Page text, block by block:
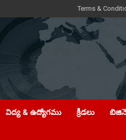
Terms &
విద్య & ఉద్యోగము క్రీడలు